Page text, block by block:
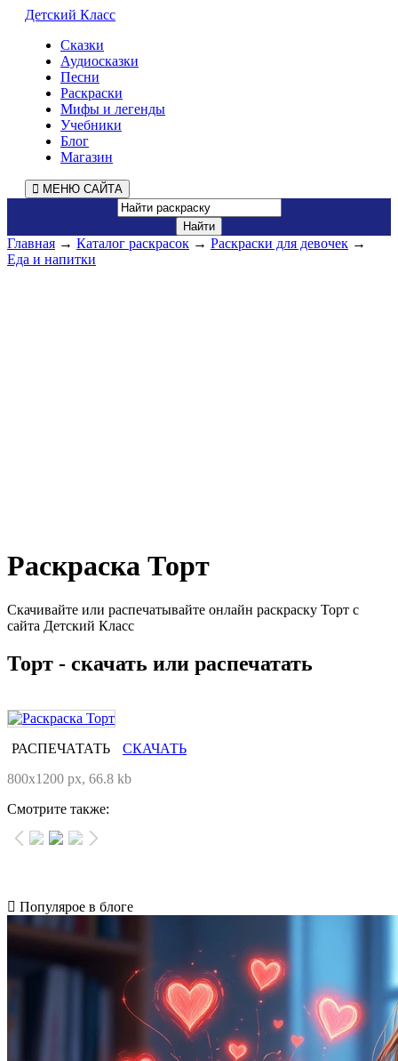
Детский Класс
Сказки
Аудиосказки
Песни
Раскраски
Мифы и легенды
Учебники
Блог
Магазин
МЕНЮ САЙТА
Главная → Каталог раскрасок → Раскраски для девочек →
Еда и напитки
Раскраска Торт
Скачивайте или распечатывайте онлайн раскраску Торт с
сайта Детский Класс
Торт - скачать или распечатать
РАСПЕЧАТАТЬ
СКАЧАТЬ
800x1200 px, 66.8 kb
Смотрите также:
Популярое в блоге